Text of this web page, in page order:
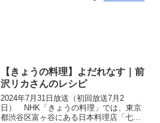
【きょうの料理】よだれなす｜前
沢リカさんのレシピ
2024年7月31日放送（初回放送7月2
日） NHK「きょうの料理」では、東京
都渋谷区富ヶ谷にある日本料理店「七